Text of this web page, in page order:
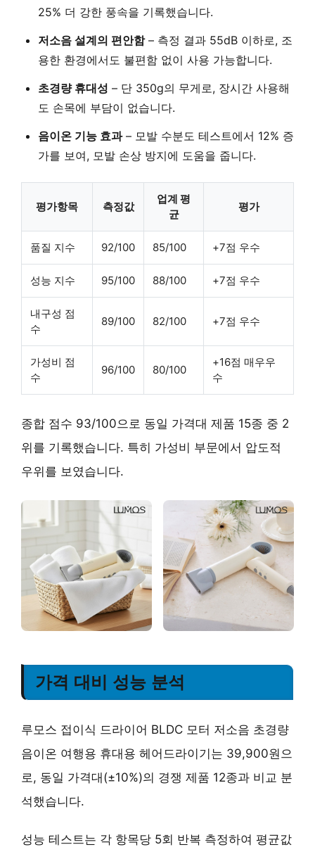
25% 더 강한 풍속을 기록했습니다.
저소음 설계의 편안함– 측정 결과 55dB 이하로, 조
용한 환경에서도 불편함 없이 사용 가능합니다.
초경량 휴대성 – 단 350g의 무게 로, 장시간 사용해
도 손목에 부담이 없습니다.
음이온 기능 효과– 모발 수분도 테스트에서 12% 증
가를 보여, 모발 손상 방지에 도움을 줍니다.
평가항목 측정값
업계 평
균
평가
품질 지수 92/100 85/100 +7점 우수
성능 지수 95/100 88/100 +7점 우수
내구성 점
수
89/100 82/100 +7점 우수
가성비 점
수
96/100 80/100
+16점 매우우
수
종합 점수 93/100으로 동일 가격대 제품 15종 중 2
위를 기록했습니다. 특히 가성비 부문에서 압도적
우위를 보였습니다.
가격 대비 성능 분석
루모스 접이식 드라이어 BLDC 모터 저소음 초경량
음이온 여행용 휴대용 헤어드라이기는 39,900원으
로, 동일 가격대(±10%)의 경쟁 제품 12종과 비교 분
석했습니다.
성능 테스트는 각 항목당 5회 반복 측정하여 평균값